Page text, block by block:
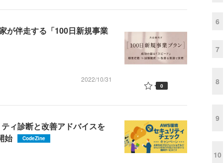
が伴走する「100日新規事業
2022/10/31
0
ィ診断と改善アドバイスを
始
CodeZine
6
7
8
9
10